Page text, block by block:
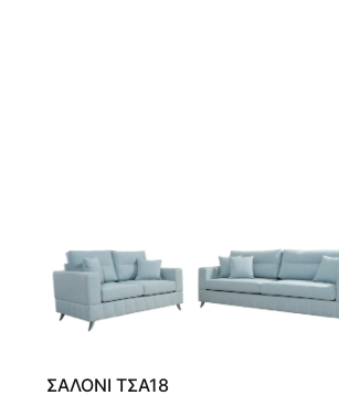
ΣΑΛΟΝΙ ΤΣΑ18